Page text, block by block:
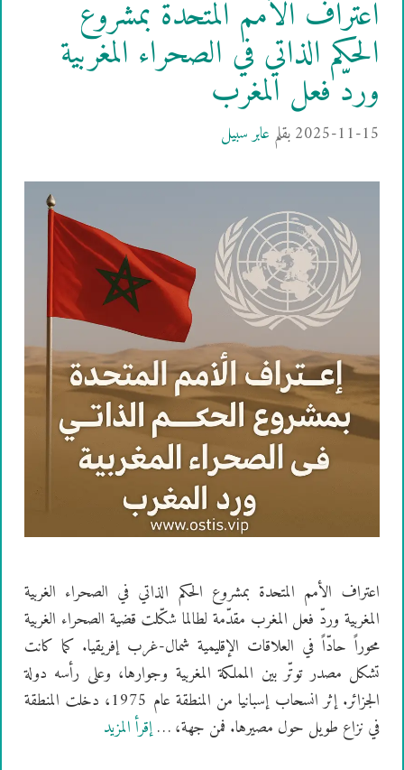
اعتراف الأمم المتحدة بمشروع
الحكم الذاتي في الصحراء المغربية
وردّ فعل المغرب
2025-11-15بقلم عابر سبيل
اعتراف الأمم المتحدة بمشروع الحكم الذاتي في الصحراء الغربية
المغربية وردّ فعل المغرب مقدّمة لطالما شكّلت قضية الصحراء الغربية
محوراً حادّاً في العلاقات الإقليمية شمال-غرب إفريقيا. كما كانت
تشكل مصدر توتّر بين المملكة المغربية وجوارها، وعلى رأسه دولة
الجزائر. إثر انسحاب إسبانيا من المنطقة عام 1975، دخلت المنطقة
في نزاع طويل حول مصيرها. فمن جهة، …إقرأ المزيد